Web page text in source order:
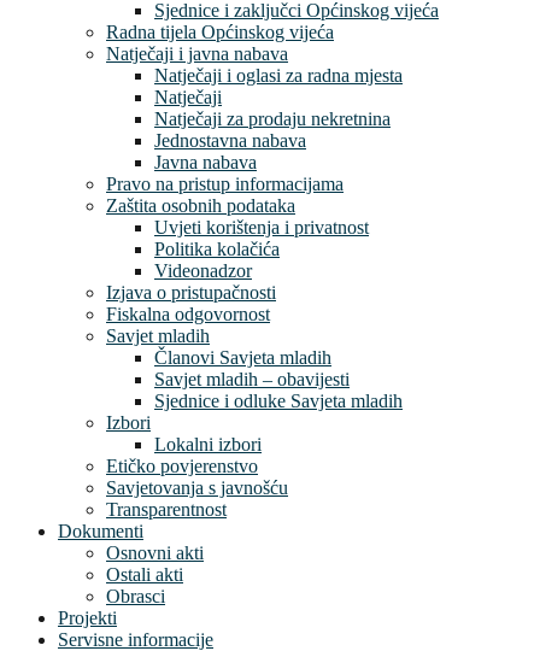
Sjednice i zaključci Općinskog vijeća
Radna tijela Općinskog vijeća
Natječaji i javna nabava
Natječaji i oglasi za radna mjesta
Natječaji
Natječaji za prodaju nekretnina
Jednostavna nabava
Javna nabava
Pravo na pristup informacijama
Zaštita osobnih podataka
Uvjeti korištenja i privatnost
Politika kolačića
Videonadzor
Izjava o pristupačnosti
Fiskalna odgovornost
Savjet mladih
Članovi Savjeta mladih
Savjet mladih – obavijesti
Sjednice i odluke Savjeta mladih
Izbori
Lokalni izbori
Etičko povjerenstvo
Savjetovanja s javnošću
Transparentnost
Dokumenti
Osnovni akti
Ostali akti
Obrasci
Projekti
Servisne informacije